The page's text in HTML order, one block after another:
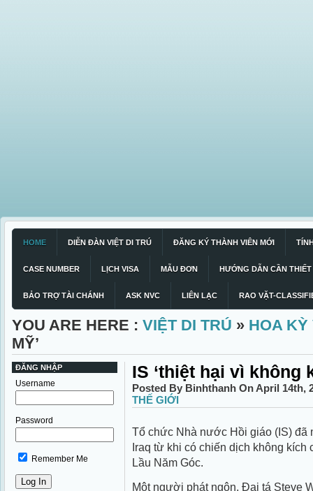
HOME DIỄN ĐÀN VIỆT DI TRÚ ĐĂNG KÝ THÀNH VIÊN MỚI
CASE NUMBER LỊCH VISA MẪU ĐƠN HƯỚNG DẪN CẦN THIẾT
BẢO TRỢ TÀI CHÁNH ASK NVC LIÊN LẠC RAO VẶT-
YOU ARE HERE : VIỆT DI TRÚ » HOA KỲ
MỸ’
ĐĂNG NHẬP
Username
Password
Remember Me
IS ‘thiệt hại vì không
Posted By Binhthanh On April 14th,
THẾ GIỚI
Tổ chức Nhà nước Hồi giáo (IS) đã
Iraq từ khi có chiến dịch không kích
Lầu Năm Góc.
Một người phát ngôn, Đại tá Steve